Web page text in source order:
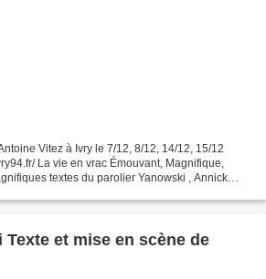
Vitez à Ivry le 7/12, 8/12, 14/12, 15/12
La vie en vrac Émouvant, Magnifique,
textes du parolier Yanowski , Annick